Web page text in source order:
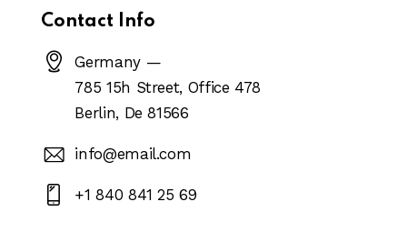
Contact Info
Germany —
785 15h Street, Office 478
Berlin, De 81566
info@email.com
+1 840 841 25 69